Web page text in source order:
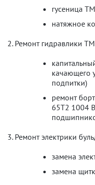
гусеница
натяжное
2. Ремонт гидравлики
качающего
подпитки)
ремонт
65T2 1004
3. Ремонт электрики
замена
замена